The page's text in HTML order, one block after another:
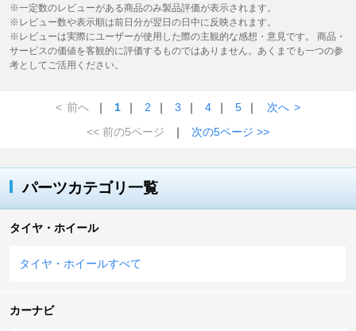
※一定数のレビューがある商品のみ製品評価が表示されます。
※レビュー数や表示順は前日分が翌日の日中に反映されます。
※レビューは実際にユーザーが使用した際の主観的な感想・意見です。 商品・
サービスの価値を客観的に評価するものではありません。あくまでも一つの参
考としてご活用ください。
< 前へ ｜ 1 ｜ 2 ｜ 3 ｜ 4 ｜ 5 ｜ 次へ >
<< 前の5ページ
｜ 次の5ページ >>
パーツカテゴリ一覧
タイヤ・ホイール
タイヤ・ホイールすべて
カーナビ